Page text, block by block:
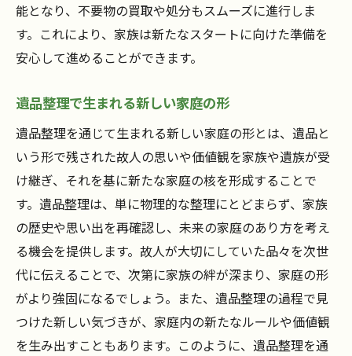
能となり、不要物の買取や処分もスムーズに進行しま
す。これにより、家族は新たなスタートに向けた準備を
安心して進めることができます。
遺品整理で生まれる新しい家庭の形
遺品整理を通じて生まれる新しい家庭の形とは、遺品と
いう形で残された故人の思いや価値観を家族や遺族が受
け継ぎ、それを基に新たな家庭の核を形成することで
す。遺品整理は、単に物理的な整理にとどまらず、家族
の歴史や思い出を再確認し、未来の家庭のあり方を考え
る機会を提供します。故人が大切にしていた品々を次世
代に伝えることで、次第に家族の絆が深まり、家庭の形
がより強固になるでしょう。また、遺品整理の過程で見
つけた新しい気づきが、家庭内の新たなルールや価値観
を生み出すこともあります。このように、遺品整理を通